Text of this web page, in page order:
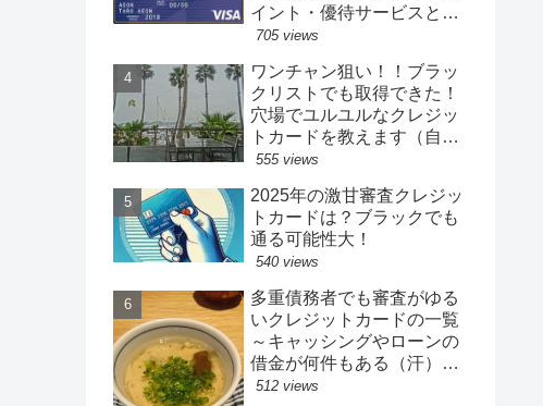
イント・優待サービスとゴ
ールドなどのその他カード
705 views
ワンチャン狙い！！ブラッ
クリストでも取得できた！
穴場でユルユルなクレジッ
トカードを教えます（自己
破産歴、任意整理歴、ロー
歴、携帯電話長期延滞で
も）
555 views
2025年の激甘審査クレジッ
トカードは？ブラックでも
通る可能性大！
540 views
多重債務者でも審査がゆる
いクレジットカードの一覧
～キャッシングやローンの
借金が何件もある（汗）そ
んな方でも少額枠で温情カ
512 views